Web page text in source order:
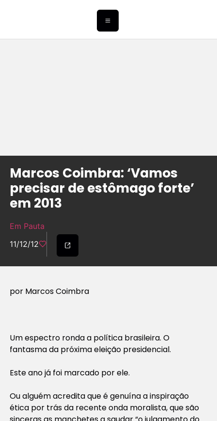
Marcos Coimbra: ‘Vamos
precisar de estômago forte’
em 2013
Em Pauta
11/12/12
por Marcos Coimbra
Um espectro ronda a política brasileira. O
fantasma da próxima eleição presidencial.
Este ano já foi marcado por ele.
Ou alguém acredita que é genuína a inspiração
ética por trás da recente onda moralista, que são